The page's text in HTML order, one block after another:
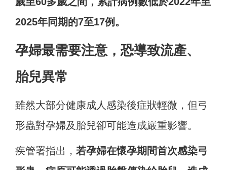
2025年同期的7至17例。
孕婦最需要注意，恐導致流產、
胎兒異常
雖然大部分健康成人感染後症狀輕微，但弓
形蟲對孕婦及胎兒卻可能造成嚴重影響。
疾管署指出， 若孕婦在懷孕期間首次感染弓